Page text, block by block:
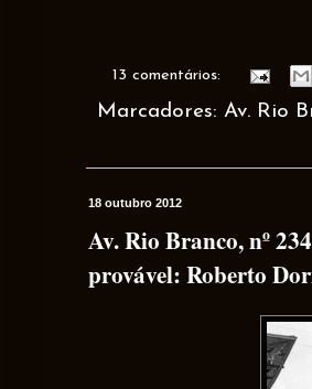
13 comentários:
Marcadores: Av. Rio
18 outubro 2012
Av. Rio Branco, nº
provável: Roberto